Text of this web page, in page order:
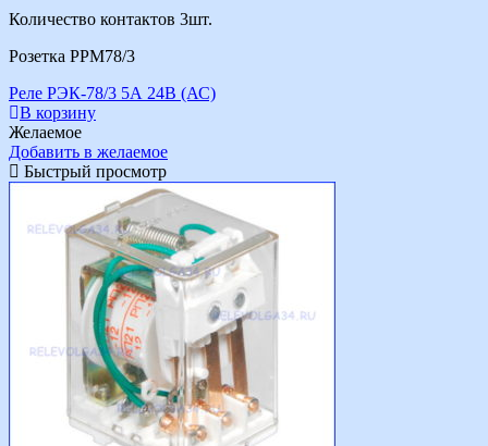
Количество контактов 3шт.
Розетка РРМ78/3
Реле РЭК-78/3 5А 24В (АС)
В корзину
Желаемое
Добавить в желаемое
Быстрый просмотр